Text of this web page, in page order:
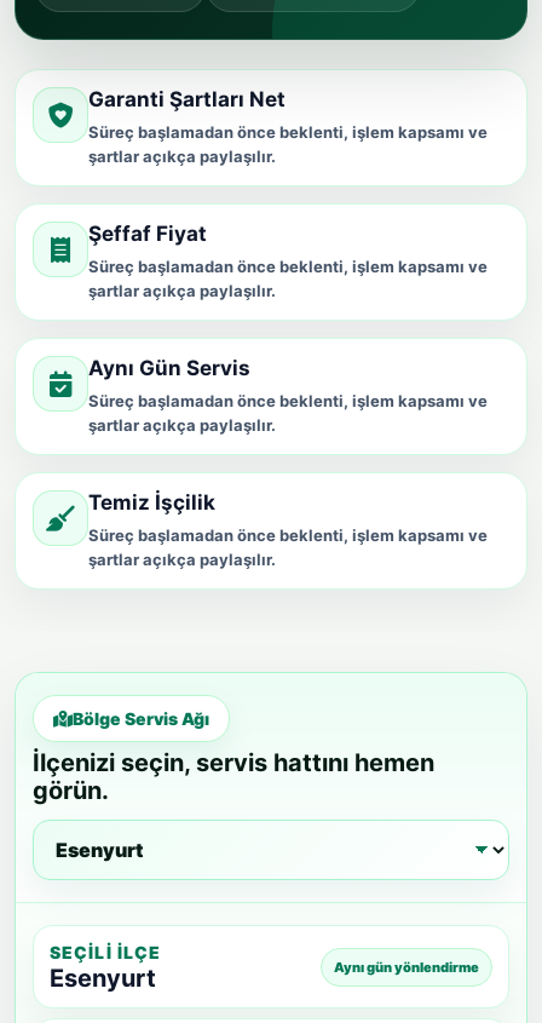
Garanti Şartları Net
Süreç başlamadan önce beklenti, işlem kapsamı ve
şartlar açıkça paylaşılır.
Şeffaf Fiyat
Süreç başlamadan önce beklenti, işlem kapsamı ve
şartlar açıkça paylaşılır.
Aynı Gün Servis
Süreç başlamadan önce beklenti, işlem kapsamı ve
şartlar açıkça paylaşılır.
Temiz İşçilik
Süreç başlamadan önce beklenti, işlem kapsamı ve
şartlar açıkça paylaşılır.
Bölge Servis Ağı
İlçenizi seçin, servis hattını hemen
görün.
SEÇILI İLÇE
Esenyurt Aynı gün yönlendirme